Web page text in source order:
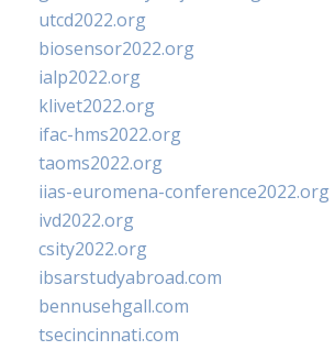
utcd2022.org
biosensor2022.org
ialp2022.org
klivet2022.org
ifac-hms2022.org
taoms2022.org
iias-euromena-conference2022.org
ivd2022.org
csity2022.org
ibsarstudyabroad.com
bennusehgall.com
tsecincinnati.com